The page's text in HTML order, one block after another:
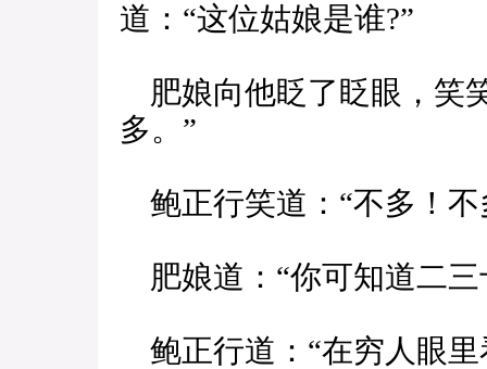
道：“这位姑娘是谁?”
肥娘向他眨了眨眼，笑
多。”
鲍正行笑道：“不多！
肥娘道：“你可知道二三
鲍正行道：“在穷人眼